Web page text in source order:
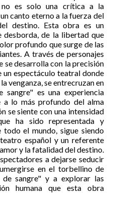
es solo una crítica a la
canto eterno a la fuerza del
destino. Esta obra es un
desborda, de la libertad que
profundo que surge de las
A través de personajes
se desarrolla con la precisión
un espectáculo teatral donde
venganza, se entrecruzan en
es una experiencia
a lo más profundo del alma
se siente con una intensidad
ha sido representada y
todo el mundo, sigue siendo
español y un referente
y la fatalidad del destino.
a dejarse seducir
en el torbellino de
sangre" y a explorar las
humana que esta obra